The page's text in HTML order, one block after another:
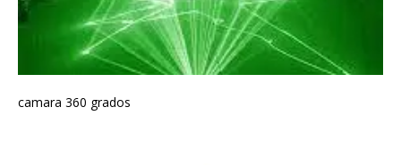
camara 360 grados